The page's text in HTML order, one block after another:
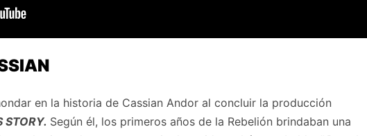
en la historia de Cassian Andor al concluir la producción
STORY. Según él, los primeros años de la Rebelión brindaban una